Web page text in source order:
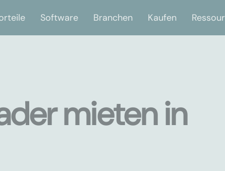
Software Branchen Kaufen
mieten in